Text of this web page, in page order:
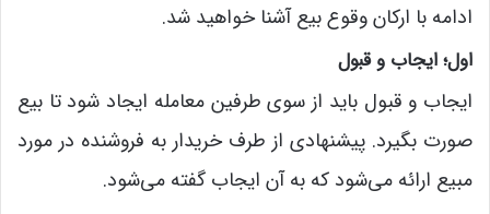
ادامه با ارکان وقوع بیع آشنا خواهید شد.
اول؛ ایجاب و قبول
ایجاب و قبول باید از سوی طرفین معامله ایجاد شود تا بیع
صورت بگیرد. پیشنهادی از طرف خریدار به فروشنده در مورد
مبیع ارائه می‌شود که به آن ایجاب گفته می‌شود.